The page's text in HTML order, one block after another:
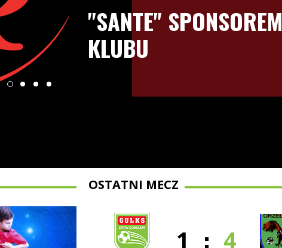
"SANTE" SPONSOREM
KLUBU
OSTATNI MECZ
1 : 4